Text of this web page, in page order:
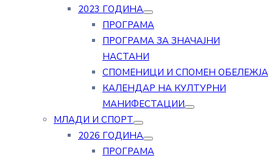
2023 ГОДИНА
ПРОГРАМА
ПРОГРАМА ЗА ЗНАЧАЈНИ
НАСТАНИ
СПОМЕНИЦИ И СПОМЕН ОБЕЛЕЖЈА
КАЛЕНДАР НА КУЛТУРНИ
МАНИФЕСТАЦИИ
МЛАДИ И СПОРТ
2026 ГОДИНА
ПРОГРАМА